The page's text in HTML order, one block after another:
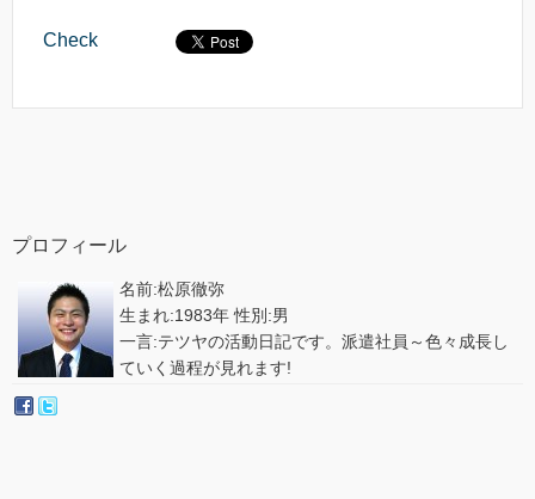
Check
プロフィール
名前:松原徹弥
生まれ:1983年 性別:男
一言:テツヤの活動日記です。派遣社員～色々成長し
ていく過程が見れます!